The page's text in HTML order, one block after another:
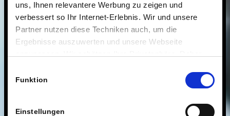
uns, Ihnen relevantere Werbung zu zeigen und
verbessert so Ihr Internet-Erlebnis. Wir und unsere
Partner nutzen diese Techniken auch, um die
Ergebnisse auszuwerten und unsere Webseite
Technologien.
Funktion
Einstellungen